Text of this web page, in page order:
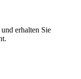
erhalten Sie